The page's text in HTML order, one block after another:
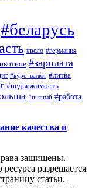
#беларусь
#вело #германия
#зарплата
#курс_валют #литва
#недвижимость
#пьяный #работа
качества и
защищены.
разрешается
статьи.